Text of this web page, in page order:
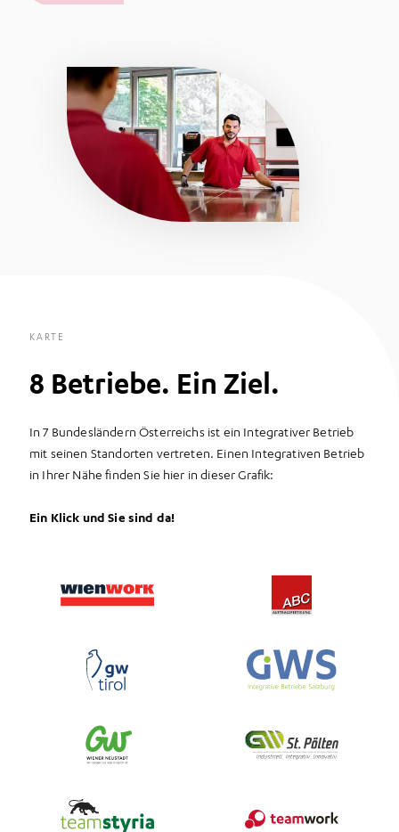
KARTE
8 Betriebe. Ein Ziel.
In 7 Bundesländern Österreichs ist ein Integrativer Betrieb
mit seinen Standorten vertreten. Einen Integrativen Betrieb
in Ihrer Nähe finden Sie hier in dieser Grafik:
Ein Klick und Sie sind da!